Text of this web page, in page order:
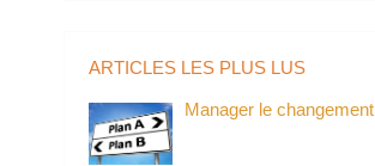
ARTICLES LES PLUS LUS
Manager le changement